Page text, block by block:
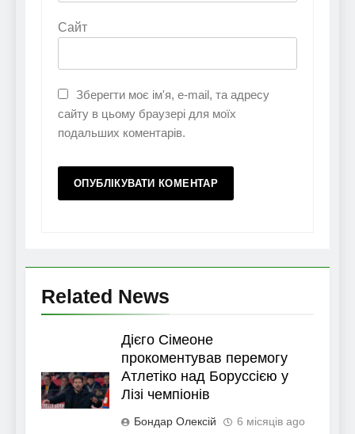
Сайт
Зберегти моє ім'я, e-mail, та адресу
сайту в цьому браузері для моїх
подальших коментарів.
Related News
Дієго Сімеоне
прокоментував перемогу
Атлетіко над Боруссією у
Лізі чемпіонів
Бондар Олексій 6 місяців ago